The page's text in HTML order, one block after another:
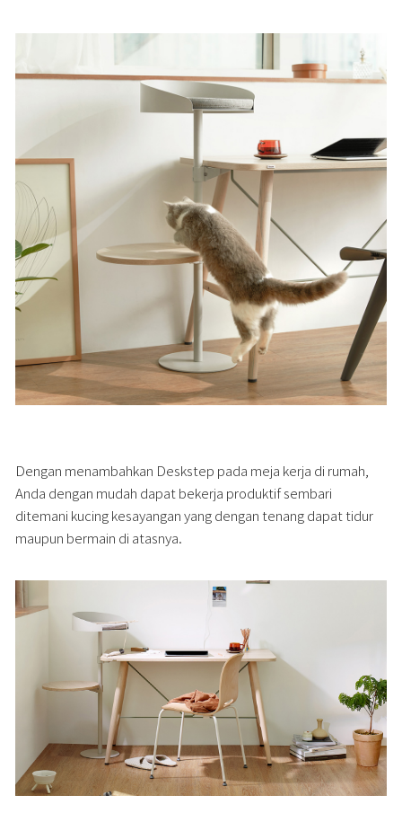
Dengan menambahkan Deskstep pada meja kerja di rumah,
Anda dengan mudah dapat bekerja produktif sembari
ditemani kucing kesayangan yang dengan tenang dapat tidur
maupun bermain di atasnya.